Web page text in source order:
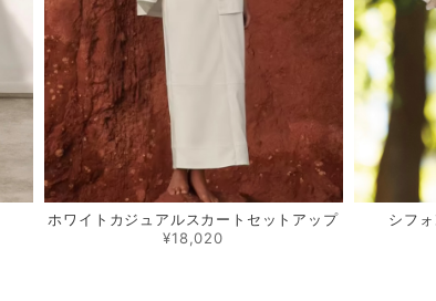
ホワイトカジュアルスカートセットアップ
¥18,020
シフ